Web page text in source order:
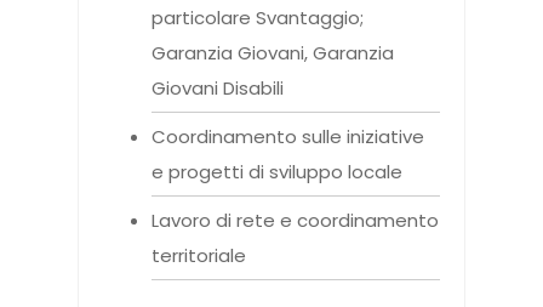
particolare Svantaggio;
Garanzia Giovani, Garanzia
Giovani Disabili
Coordinamento sulle iniziative
e progetti di sviluppo locale
Lavoro di rete e coordinamento
territoriale